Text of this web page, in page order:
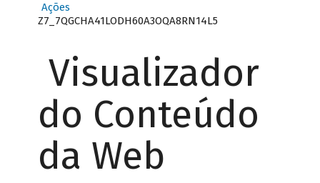
Ações
Z7_7QGCHA41LODH60A3OQA8RN14L5
Visualizador
do Conteúdo
da Web